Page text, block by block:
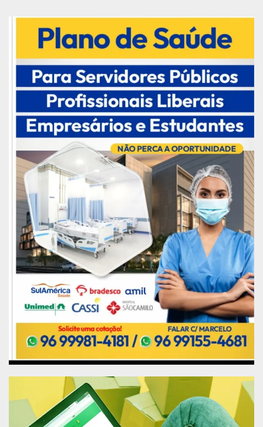
relevantes serviços prestados em prol do
Ministério Público Militar, da sociedade e do país.
Receberam a comenda, entre outros: o presidente
do Superior Tribunal Militar, general de Exército
Luis Carlos Gomes Mattos; o procurador-geral do
Trabalho, José de Lima Ramos Pereira; e o
procurador-geral de justiça do Estado do Rio
Grande do Sul, nos biênios 2017-2019 e 2019-
2021 e ex-presidente do CNPG, Fabiano Dallazen.
Também foram condecorados com a Insígnia da
Ordem, os estandartes do Conselho Nacional do
Ministério Público – CNMP, da Controladoria-Geral
da União – CGU e da Escola Superior de Guerra –
ESG.